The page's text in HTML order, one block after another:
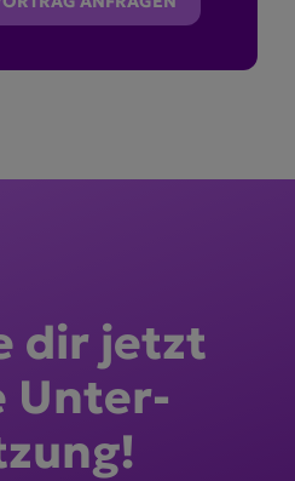
dir jetzt
Unter­